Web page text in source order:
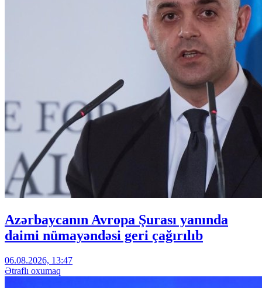
Azərbaycanın Avropa Şurası yanında
daimi nümayəndəsi geri çağırılıb
06.08.2026, 13:47
Ətraflı oxumaq